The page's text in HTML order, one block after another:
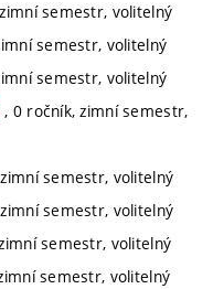
semestr, volitelný
semestr, volitelný
semestr, volitelný
, 0 ročník, zimní semestr,
semestr, volitelný
semestr, volitelný
semestr, volitelný
semestr, volitelný